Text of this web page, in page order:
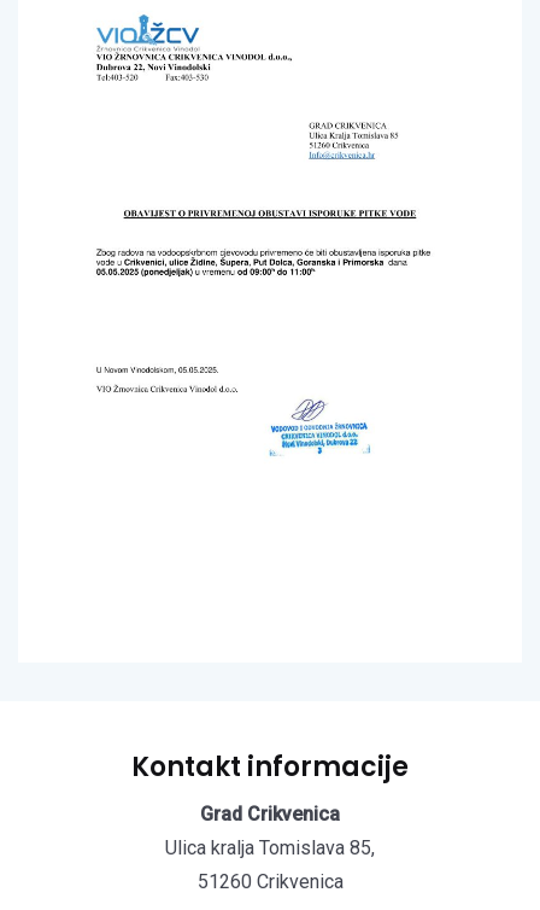
Kontakt informacije
Grad Crikvenica
Ulica kralja Tomislava 85,
51260 Crikvenica